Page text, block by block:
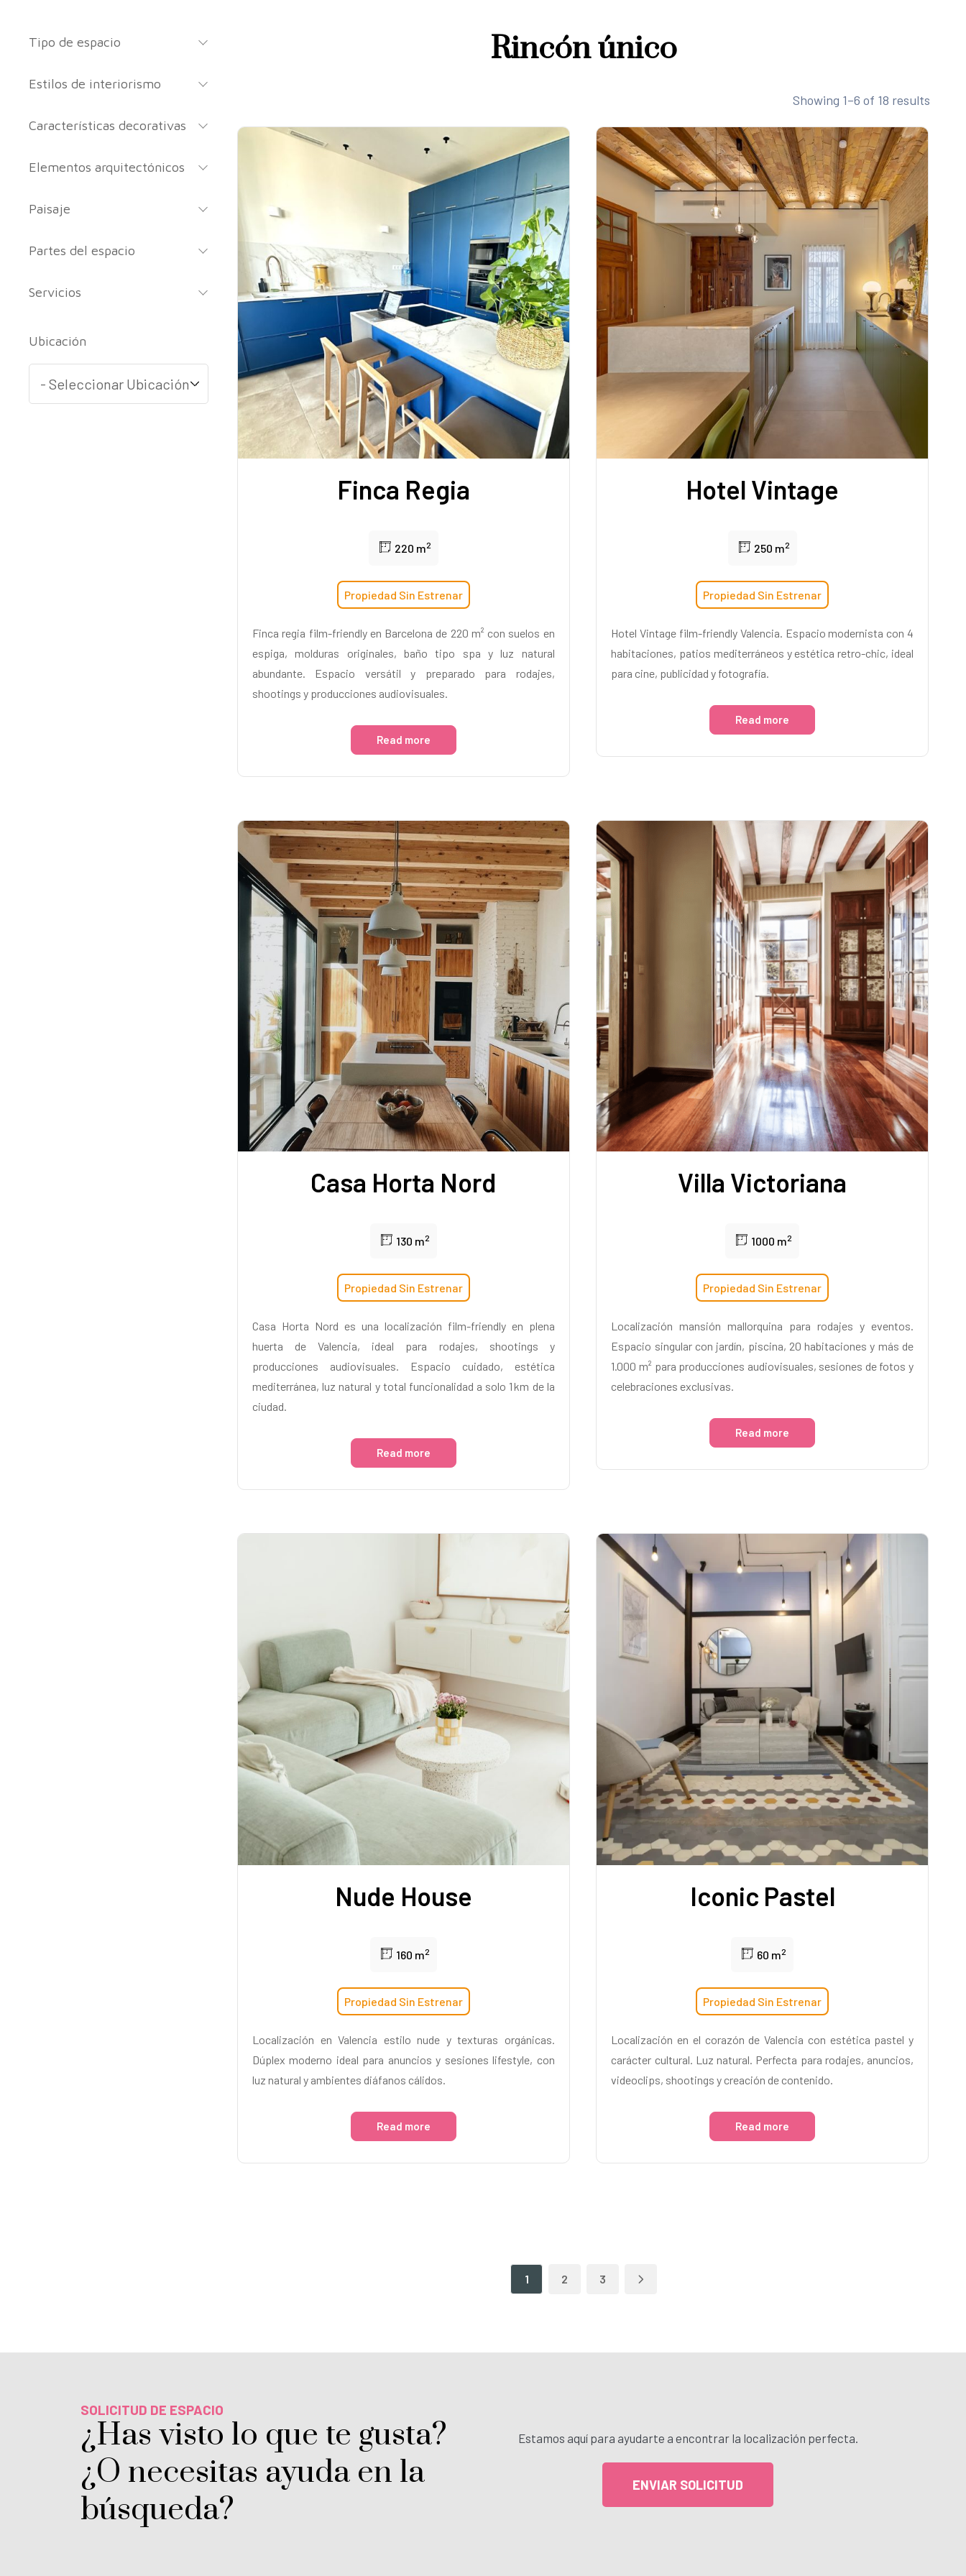
Rincón único
Showing 1–6 of 18 results
Finca Regia
220 m2
Propiedad Sin Estrenar
Finca regia film-friendly en Barcelona de 220 m² con suelos en
espiga, molduras originales, baño tipo spa y luz natural
abundante. Espacio versátil y preparado para rodajes,
shootings y producciones audiovisuales.
Read more
Hotel Vintage
250 m2
Propiedad Sin Estrenar
Hotel Vintage film-friendly Valencia. Espacio modernista con 4
habitaciones, patios mediterráneos y estética retro-chic, ideal
para cine, publicidad y fotografía.
Read more
Casa Horta Nord
130 m2
Propiedad Sin Estrenar
Casa Horta Nord es una localización film-friendly en plena
huerta de Valencia, ideal para rodajes, shootings y
producciones audiovisuales. Espacio cuidado, estética
mediterránea, luz natural y total funcionalidad a solo 1 km de la
ciudad.
Read more
Villa Victoriana
1000 m2
Propiedad Sin Estrenar
Localización mansión mallorquina para rodajes y eventos.
Espacio singular con jardín, piscina, 20 habitaciones y más de
1.000 m² para producciones audiovisuales, sesiones de fotos y
celebraciones exclusivas.
Read more
Nude House
160 m2
Propiedad Sin Estrenar
Localización en Valencia estilo nude y texturas orgánicas.
Dúplex moderno ideal para anuncios y sesiones lifestyle, con
luz natural y ambientes diáfanos cálidos.
Read more
Iconic Pastel
60 m2
Propiedad Sin Estrenar
Localización en el corazón de Valencia con estética pastel y
carácter cultural. Luz natural. Perfecta para rodajes, anuncios,
videoclips, shootings y creación de contenido.
Read more
1 2 3
Tipo de espacio
Estilos de interiorismo
Características decorativas
Elementos arquitectónicos
Paisaje
Partes del espacio
Servicios
Ubicación
SOLICITUD DE ESPACIO
¿Has visto lo que te gusta?
¿O necesitas ayuda en la
búsqueda?
Estamos aquí para ayudarte a encontrar la localización perfecta.
ENVIAR SOLICITUD